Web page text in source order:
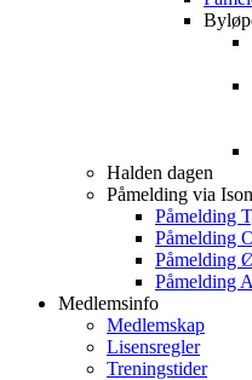
Halden dagen
Påmelding via
Påmelding
Påmelding
Påmelding
Påmelding
Medlemsinfo
Medlemskap
Lisensregler
Treningstider